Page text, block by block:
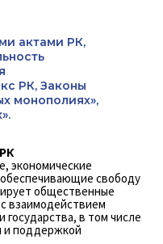
актами РК,
РК, Законы
монополиях»,
экономические
обеспечивающие свободу
общественные
взаимодействием
в том числе
и поддержкой